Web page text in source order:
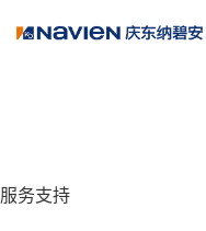
服务支持
品牌故事
技术实力